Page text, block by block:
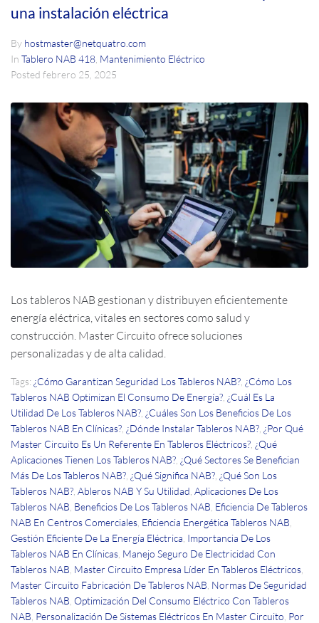
una instalación eléctrica
By hostmaster@netquatro.com
In Tablero NAB 418, Mantenimiento Eléctrico
Posted febrero 25, 2025
Los tableros NAB gestionan y distribuyen eficientemente
energía eléctrica, vitales en sectores como salud y
construcción. Master Circuito ofrece soluciones
personalizadas y de alta calidad.
Tags: ¿Cómo Garantizan Seguridad Los Tableros NAB? ¿Cómo Los
Tableros NAB Optimizan El Consumo De Energía? ¿Cuál Es La
Utilidad De Los Tableros NAB? ¿Cuáles Son Los Beneficios De Los
Tableros NAB En Clínicas? ¿Dónde Instalar Tableros NAB? ¿Por Qué
Master Circuito Es Un Referente En Tableros Eléctricos? ¿Qué
Aplicaciones Tienen Los Tableros NAB? ¿Qué Sectores Se Benefician
Más De Los Tableros NAB? ¿Qué Significa NAB? ¿Qué Son Los
Tableros NAB? Ableros NAB Y Su Utilidad Aplicaciones De Los
Tableros NAB Beneficios De Los Tableros NAB Eficiencia De Tableros
NAB En Centros Comerciales Eficiencia Energética Tableros NAB
Gestión Eficiente De La Energía Eléctrica Importancia De Los
Tableros NAB En Clínicas Manejo Seguro De Electricidad Con
Tableros NAB Master Circuito Empresa Líder En Tableros Eléctricos
Master Circuito Fabricación De Tableros NAB Normas De Seguridad
Tableros NAB Optimización Del Consumo Eléctrico Con Tableros
NAB Personalización De Sistemas Eléctricos En Master Circuito Por